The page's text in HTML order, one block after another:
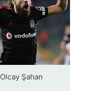
Olcay Şahan